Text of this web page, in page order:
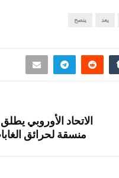
يعد ينصح
الاتحاد الأوروبي
منسقة لحرائق